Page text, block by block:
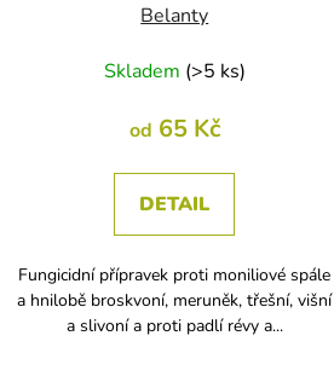
Belanty
Skladem (>5 ks)
od 65 Kč
DETAIL
Fungicidní přípravek proti moniliové spále
a hnilobě broskvoní, meruněk, třešní, višní
a slivoní a proti padlí révy a...